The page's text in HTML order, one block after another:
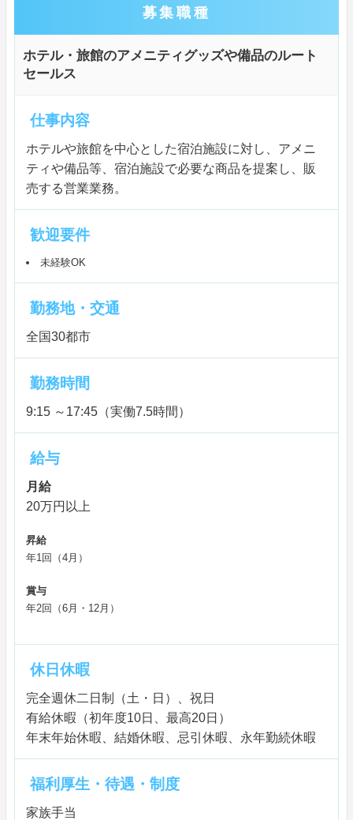
募集職種
ホテル・旅館のアメニティグッズや備品のルート
セールス
仕事内容
ホテルや旅館を中心とした宿泊施設に対し、アメニ
ティや備品等、宿泊施設で必要な商品を提案し、販
売する営業業務。
歓迎要件
未経験OK
勤務地・交通
全国30都市
勤務時間
9:15 ～17:45（実働7.5時間）
給与
月給
20万円以上
昇給
年1回（4月）
賞与
年2回（6月・12月）
休日休暇
完全週休二日制（土・日）、祝日
有給休暇（初年度10日、最高20日）
年末年始休暇、結婚休暇、忌引休暇、永年勤続休暇
福利厚生・待遇・制度
家族手当